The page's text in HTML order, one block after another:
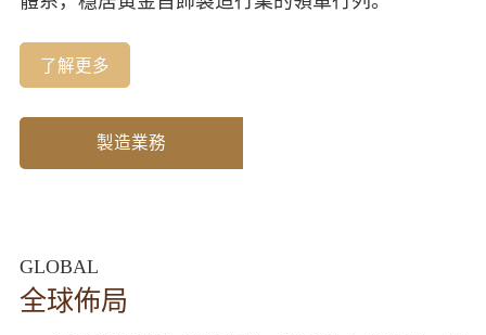
了解更多
製造業務
GLOBAL
全球佈局